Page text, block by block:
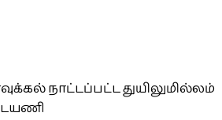
நாட்டப்பட்ட துயிலுமில்லம்